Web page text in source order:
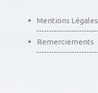
Mentions Légales
Remerciements